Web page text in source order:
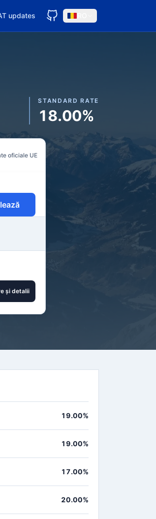
updates
STANDARD RATE
18.00%
oficiale UE
și detalii
19.00%
19.00%
17.00%
20.00%